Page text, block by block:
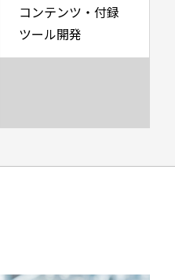
コンテンツ・付録
ツール開発